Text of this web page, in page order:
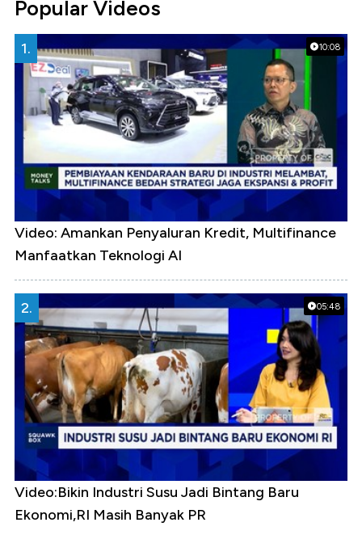
Popular Videos
10:08
1.
Video: Amankan Penyaluran Kredit, Multifinance
Manfaatkan Teknologi AI
05:48
2.
Video:Bikin Industri Susu Jadi Bintang Baru
Ekonomi,RI Masih Banyak PR